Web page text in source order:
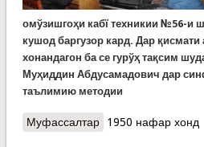
омўзишгоҳи кабї техникии №56-и
кушод баргузор кард. Дар
хонандагон ба се гурўҳ тақсим
Муҳиддин Абдусамадович дар
таълимию методии
Муфассалтаро Рӯзи дарҳои
1950 нафар хонд